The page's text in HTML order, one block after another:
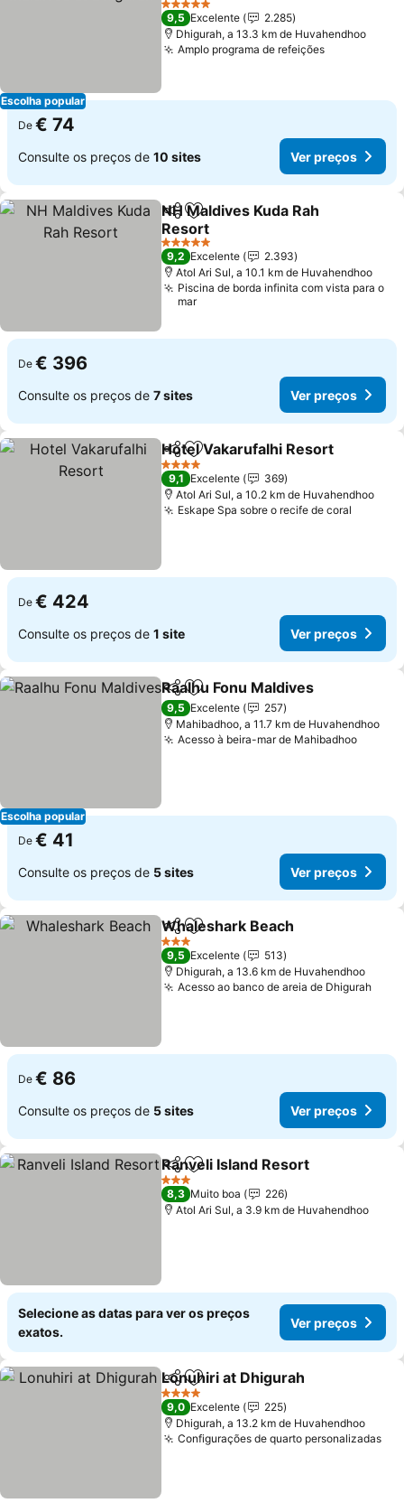
Escolha popular
5 Estrelas
9,5 Excelente
2.285
Dhigurah, a 13.3 km de Huvahendhoo
Amplo programa de refeições
De € 74
Consulte os preços de 10 sites Ver preços
PartilharAdicionar aos favoritos
NH Maldives Kuda Rah
Resort
5 Estrelas
9,2 Excelente
2.393
Atol Ari Sul, a 10.1 km de Huvahendhoo
Piscina de borda infinita com vista para o
mar
De € 396
Consulte os preços de 7 sites Ver preços
PartilharAdicionar aos favoritos
Hotel Vakarufalhi Resort
4 Estrelas
9,1 Excelente
369
Atol Ari Sul, a 10.2 km de Huvahendhoo
Eskape Spa sobre o recife de coral
De € 424
Consulte os preços de 1 site Ver preços
Escolha popular
PartilharAdicionar aos favoritos
Raalhu Fonu Maldives
9,5 Excelente
257
Mahibadhoo, a 11.7 km de Huvahendhoo
Acesso à beira-mar de Mahibadhoo
De € 41
Consulte os preços de 5 sites Ver preços
PartilharAdicionar aos favoritos
Whaleshark Beach
3 Estrelas
9,5 Excelente
513
Dhigurah, a 13.6 km de Huvahendhoo
Acesso ao banco de areia de Dhigurah
De € 86
Consulte os preços de 5 sites Ver preços
PartilharAdicionar aos favoritos
Ranveli Island Resort
3 Estrelas
8,3 Muito boa
226
Atol Ari Sul, a 3.9 km de Huvahendhoo
Selecione as datas para ver os preços
exatos.
Ver preços
PartilharAdicionar aos favoritos
Lonuhiri at Dhigurah
4 Estrelas
9,0 Excelente
225
Dhigurah, a 13.2 km de Huvahendhoo
Configurações de quarto personalizadas